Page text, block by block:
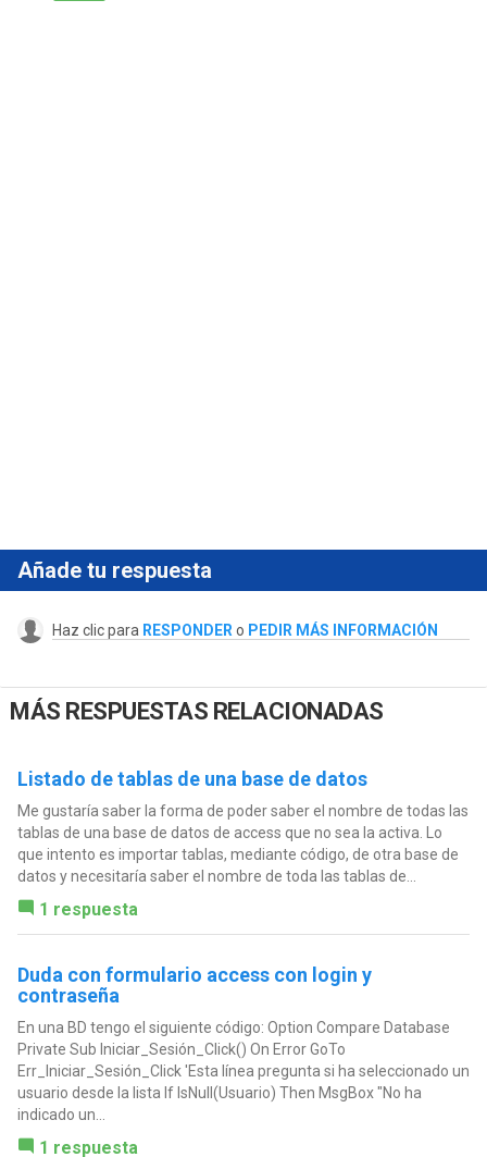
Añade tu respuesta
Haz clic para RESPONDER o PEDIR MÁS INFORMACIÓN
MÁS RESPUESTAS RELACIONADAS
Listado de tablas de una base de datos
Me gustaría saber la forma de poder saber el nombre de todas las
tablas de una base de datos de access que no sea la activa. Lo
que intento es importar tablas, mediante código, de otra base de
datos y necesitaría saber el nombre de toda las tablas de...
1 respuesta
Duda con formulario access con login y
contraseña
En una BD tengo el siguiente código: Option Compare Database
Private Sub Iniciar_Sesión_Click() On Error GoTo
Err_Iniciar_Sesión_Click 'Esta línea pregunta si ha seleccionado un
usuario desde la lista If IsNull(Usuario) Then MsgBox "No ha
indicado un...
1 respuesta